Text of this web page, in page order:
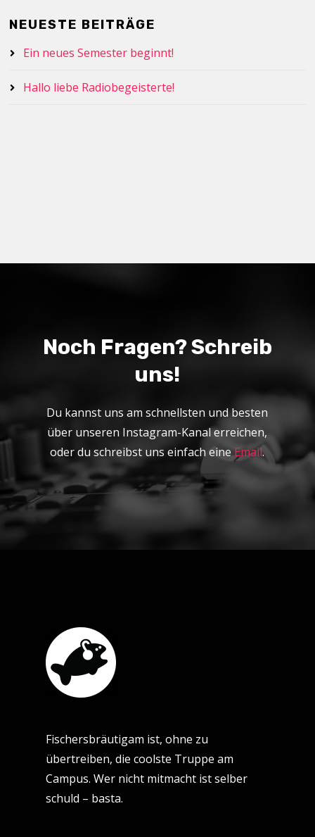
NEUESTE BEITRÄGE
Ein neues Semester beginnt!
Hallo liebe Radiobegeisterte!
Noch Fragen? Schreib
uns!
Du kannst uns am schnellsten und besten
über unseren Instagram-Kanal erreichen,
oder du schreibst uns einfach eine Email.
Fischersbräutigam ist, ohne zu
übertreiben, die coolste Truppe am
Campus. Wer nicht mitmacht ist selber
schuld – basta.